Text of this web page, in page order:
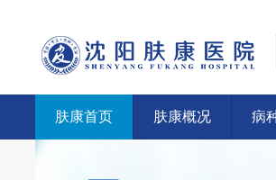
肤康首页 肤康概况 病